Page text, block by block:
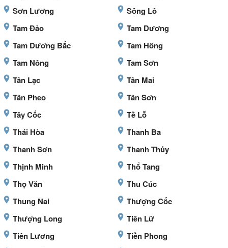
Sơn Lương
Sông Lô
Tam Đảo
Tam Dương
Tam Dương Bắc
Tam Hồng
Tam Nông
Tam Sơn
Tân Lạc
Tân Mai
Tân Pheo
Tân Sơn
Tây Cốc
Tề Lỗ
Thái Hòa
Thanh Ba
Thanh Sơn
Thanh Thủy
Thịnh Minh
Thổ Tang
Thọ Văn
Thu Cúc
Thung Nai
Thượng Cốc
Thượng Long
Tiên Lữ
Tiên Lương
Tiền Phong